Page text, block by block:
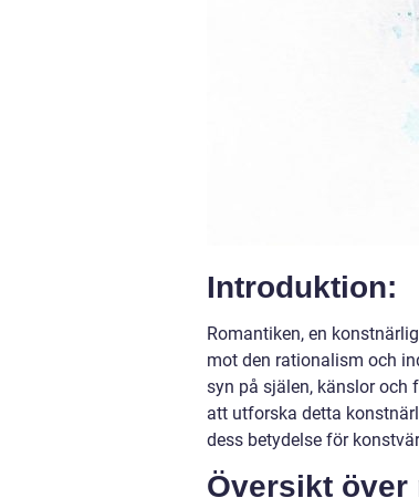
Introduktion:
Romantiken, en
mot den rationalism och
syn på själen, känslor och
att utforska detta
dess betydelse för
Översikt över